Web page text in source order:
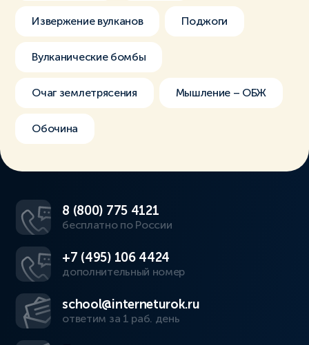
Извержение вулканов Поджоги
Вулканические бомбы
Очаг землетрясения Мышление – ОБЖ
Обочина
8 (800) 775 4121
бесплатно по России
+7 (495) 106 4424
дополнительный номер
school@interneturok.ru
ответим за 1 раб. день